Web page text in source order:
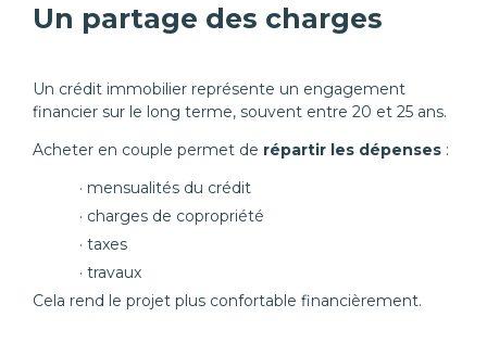
Un partage des charges
Un crédit immobilier représente un engagement
financier sur le long terme, souvent entre 20 et 25 ans.
Acheter en couple permet de répartir les dépenses :
mensualités du crédit
charges de copropriété
taxes
travaux
Cela rend le projet plus confortable financièrement.